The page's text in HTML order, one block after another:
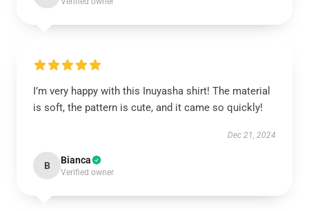
I’m very happy with this Inuyasha shirt! The material
is soft, the pattern is cute, and it came so quickly!
Dec 21, 2024
B Bianca
Verified owner